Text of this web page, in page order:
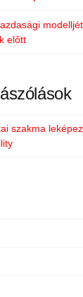
előtt
szakma